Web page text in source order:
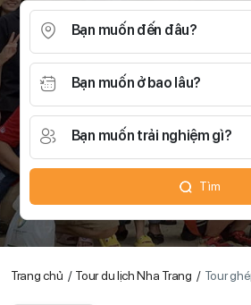
Bạn muốn đến đâu?
Bạn muốn ở bao lâu?
Bạn muốn trải nghiệm gì?
Tìm
Trang chủ Tour du lịch Nha Trang Tour